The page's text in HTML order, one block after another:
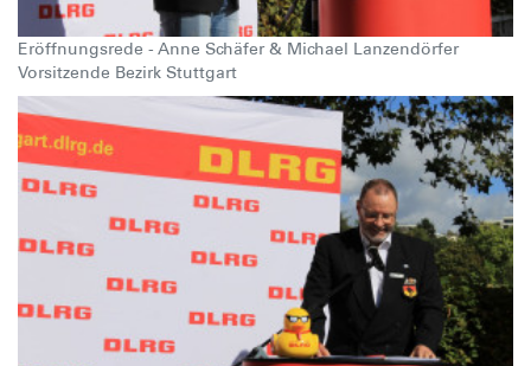
Eröffnungsrede - Anne Schäfer & Michael Lanzendörfer
Vorsitzende Bezirk Stuttgart